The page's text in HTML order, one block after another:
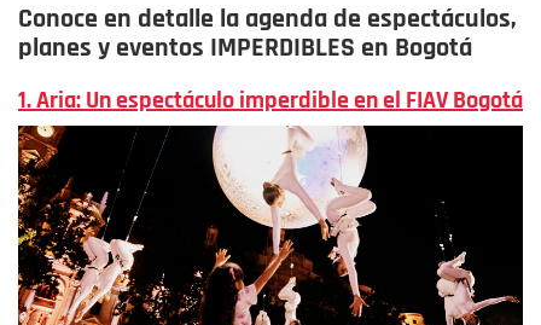
Conoce en detalle la agenda de espectáculos,
planes y eventos IMPERDIBLES en Bogotá
1. Aria: Un espectáculo imperdible en el FIAV Bogotá